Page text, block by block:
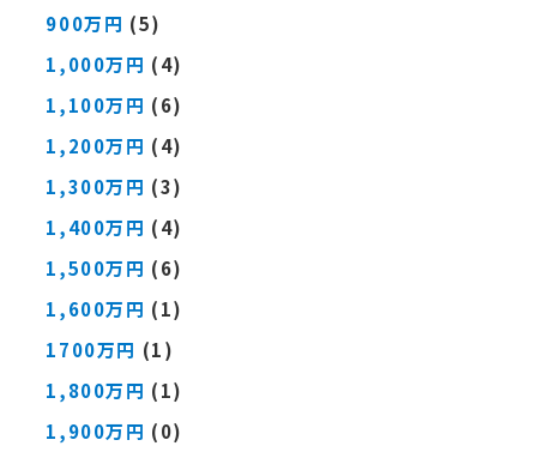
900万円 (5)
1,000万円 (4)
1,100万円 (6)
1,200万円 (4)
1,300万円 (3)
1,400万円 (4)
1,500万円 (6)
1,600万円 (1)
1700万円 (1)
1,800万円 (1)
1,900万円 (0)